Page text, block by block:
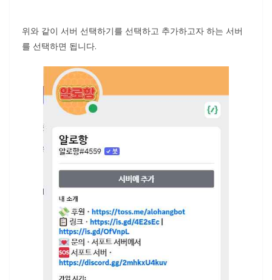
위와 같이 서버 선택하기를 선택하고 추가하고자 하는 서버
를 선택하면 됩니다.